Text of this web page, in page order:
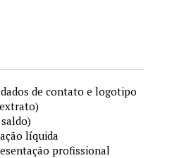
dados de contato e logotipo
líquida
profissional